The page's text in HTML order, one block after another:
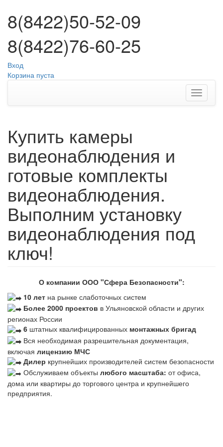
8(8422)50-52-09
8(8422)76-60-25
Вход
Корзина пуста
Купить камеры
видеонаблюдения и
готовые комплекты
видеонаблюдения.
Выполним установку
видеонаблюдения под
ключ!
О компании ООО "Сфера Безопасности":
10 лет на рынке слаботочных систем
Более 2000 проектов в Ульяновской области и других
регионах России
6 штатных квалифицированных монтажных бригад
Вся необходимая разрешительная документация,
включая лицензию МЧС
Дилер крупнейших производителей систем безопасности
Обслуживаем объекты любого масштаба: от офиса,
дома или квартиры до торгового центра и крупнейшего
предприятия.